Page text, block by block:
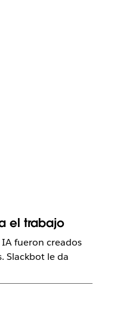
el trabajo
fueron creados
Slackbot le da